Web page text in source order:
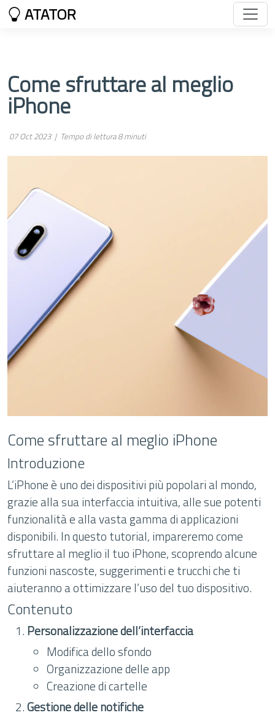
ATATOR
Come sfruttare al meglio
iPhone
07 Oct 2023 | Tempo di lettura 8 minuti
Come sfruttare al meglio iPhone
Introduzione
L’iPhone è uno dei dispositivi più popolari al mondo,
grazie alla sua interfaccia intuitiva, alle sue potenti
funzionalità e alla vasta gamma di applicazioni
disponibili. In questo tutorial, impareremo come
sfruttare al meglio il tuo iPhone, scoprendo alcune
funzioni nascoste, suggerimenti e trucchi che ti
aiuteranno a ottimizzare l’uso del tuo dispositivo.
Contenuto
Personalizzazione dell’interfaccia
Modifica dello sfondo
Organizzazione delle app
Creazione di cartelle
Gestione delle notifiche